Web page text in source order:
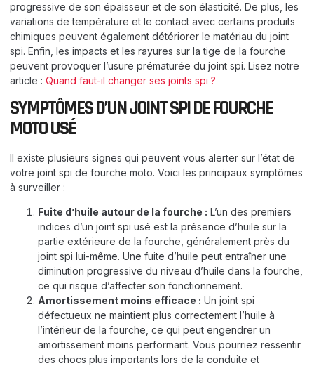
progressive de son épaisseur et de son élasticité. De plus, les
variations de température et le contact avec certains produits
chimiques peuvent également détériorer le matériau du joint
spi. Enfin, les impacts et les rayures sur la tige de la fourche
peuvent provoquer l’usure prématurée du joint spi. Lisez notre
article : Quand faut-il changer ses joints spi ?
SYMPTÔMES D’UN JOINT SPI DE FOURCHE
MOTO USÉ
Il existe plusieurs signes qui peuvent vous alerter sur l’état de
votre joint spi de fourche moto. Voici les principaux symptômes
à surveiller :
Fuite d’huile autour de la fourche : L’un des premiers
indices d’un joint spi usé est la présence d’huile sur la
partie extérieure de la fourche, généralement près du
joint spi lui-même. Une fuite d’huile peut entraîner une
diminution progressive du niveau d’huile dans la fourche,
ce qui risque d’affecter son fonctionnement.
Amortissement moins efficace : Un joint spi
défectueux ne maintient plus correctement l’huile à
l’intérieur de la fourche, ce qui peut engendrer un
amortissement moins performant. Vous pourriez ressentir
des chocs plus importants lors de la conduite et